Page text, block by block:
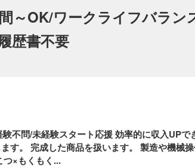
～OK/ワークライフバラン
歴書不要
不問/未経験スタート応援 効率的に収入UP
す。 完成した商品を扱います。 製造や機械
つ×もくもく...